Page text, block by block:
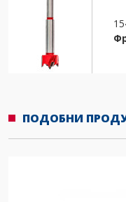
ПОДОБНИ